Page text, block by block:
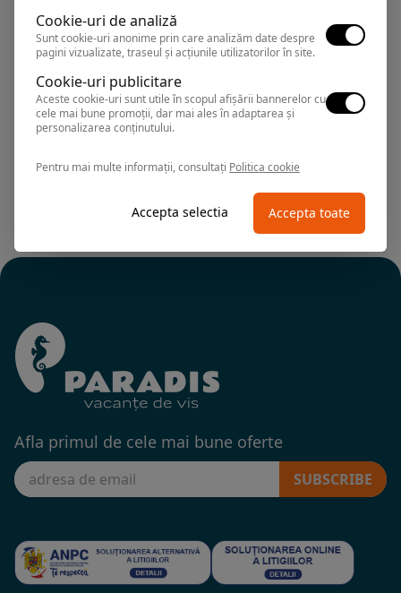
Manastirile, construite incepand cu secolul XV au facut
renumele acestei regiuni. Picturile murale, icoanele,
complexele monastice in sine sunt valorificate la nivel
nepretuit. Multi critici de arta si artisti compara manastirile
categorie se numara manastirea Voronet, care este
supranumita « Capela Sixtina a Orientului ».
Afla primul de cele mai bune oferte
SUBSCRIBE
Cookie-uri de analiză
Sunt cookie-uri anonime prin care analizăm date despre
pagini vizualizate, traseul și acțiunile utilizatorilor în site.
Cookie-uri publicitare
Aceste cookie-uri sunt utile în scopul afișării bannerelor cu
cele mai bune promoții, dar mai ales în adaptarea și
personalizarea conținutului.
Pentru mai multe informații, consultați Politica cookie
Accepta selectia Accepta toate